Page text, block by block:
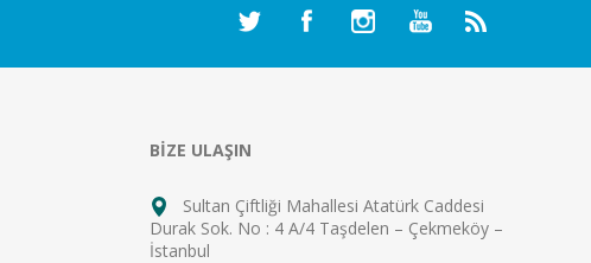
BİZE ULAŞIN
Sultan Çiftliği Mahallesi Atatürk Caddesi
Durak Sok. No : 4 A/4 Taşdelen – Çekmeköy –
İstanbul